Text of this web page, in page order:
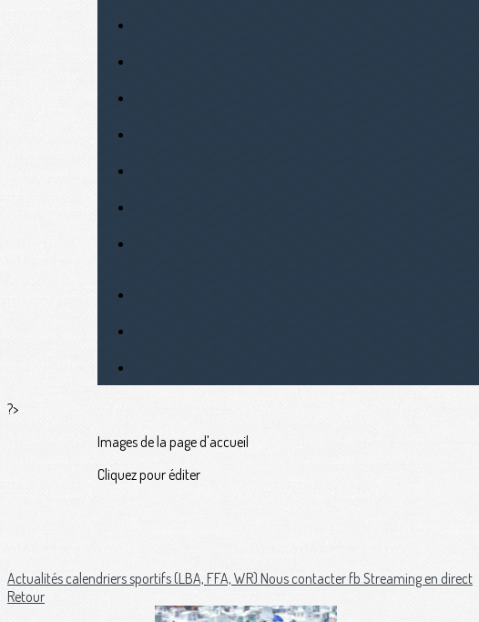
?>
Images de la page d'accueil
Cliquez pour éditer
Actualitéscalendriers sportifs (LBA, FFA, WR) Nous contacter fb Streaming en direct
Retour